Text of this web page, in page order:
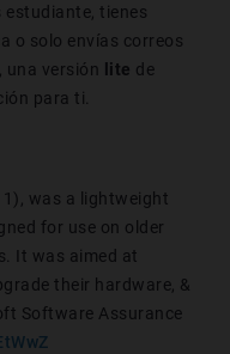
estudiante, tienes
o solo envías correos
una versión lite de
para ti.
was a lightweight
for use on older
It was aimed at
their hardware, &
Software Assurance